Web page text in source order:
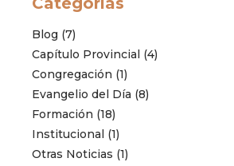
Blog (7)
Capítulo Provincial (4)
Congregación (1)
Evangelio del Día (8)
Formación (18)
Institucional (1)
Otras Noticias (1)